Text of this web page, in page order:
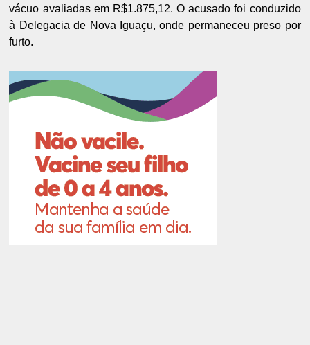
vácuo avaliadas em R$1.875,12. O acusado foi conduzido
à Delegacia de Nova Iguaçu, onde permaneceu preso por
furto.